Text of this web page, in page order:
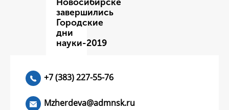
Новосибирске
завершились
Городские
дни
науки-2019
+7 (383) 227-55-76
Mzherdeva@admnsk.ru